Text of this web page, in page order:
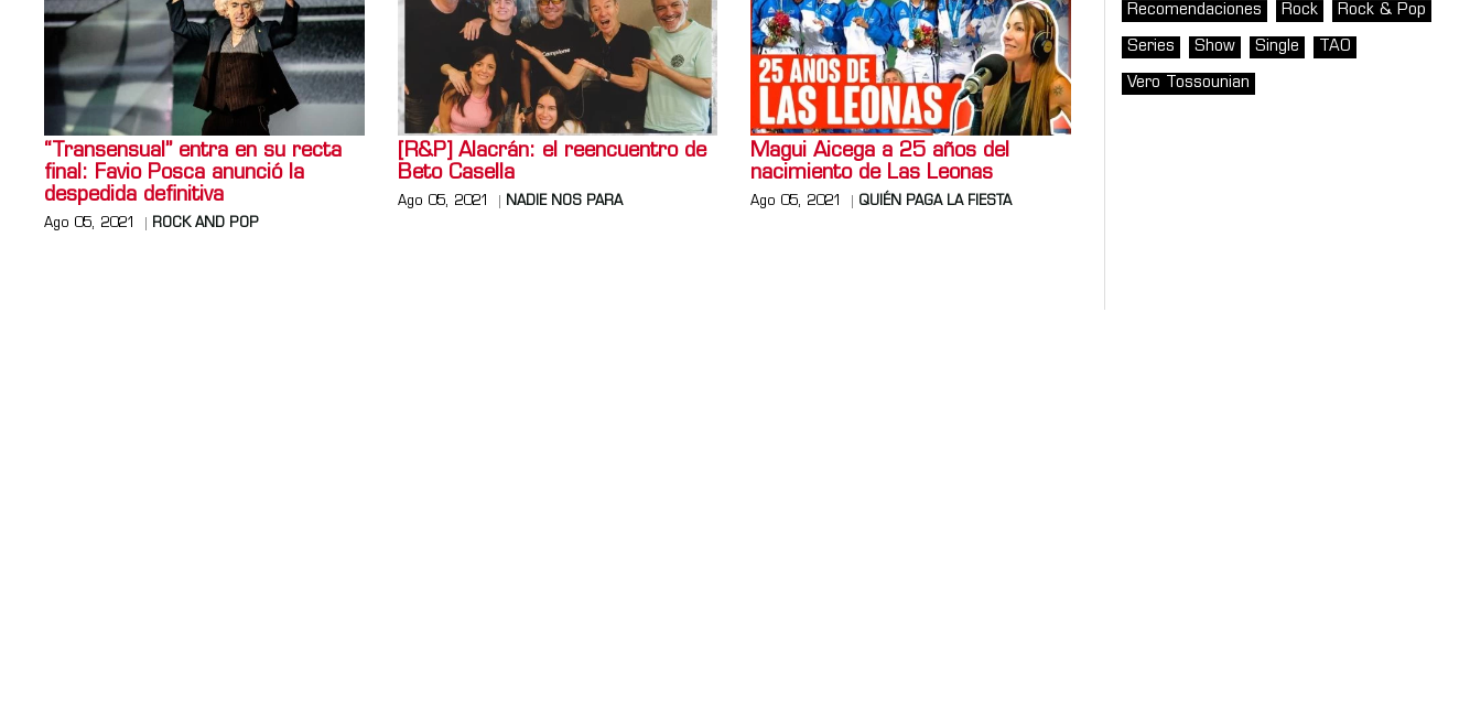
“Transensual” entra en su recta
final: Favio Posca anunció la
despedida definitiva
Ago 05, 2021 ROCK AND POP
[R&P] Alacrán: el reencuentro de
Beto Casella
Ago 05, 2021 NADIE NOS PARA
Magui Aicega a 25 años del
nacimiento de Las Leonas
Ago 05, 2021 QUIÉN PAGA LA FIESTA
Recomendaciones Rock Rock & Pop
Series Show Single TAO
Vero Tossounian